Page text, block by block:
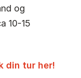
og
10-15
din tur her!